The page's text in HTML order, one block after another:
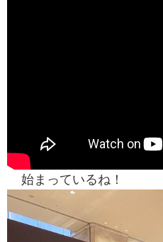
始まっているね！